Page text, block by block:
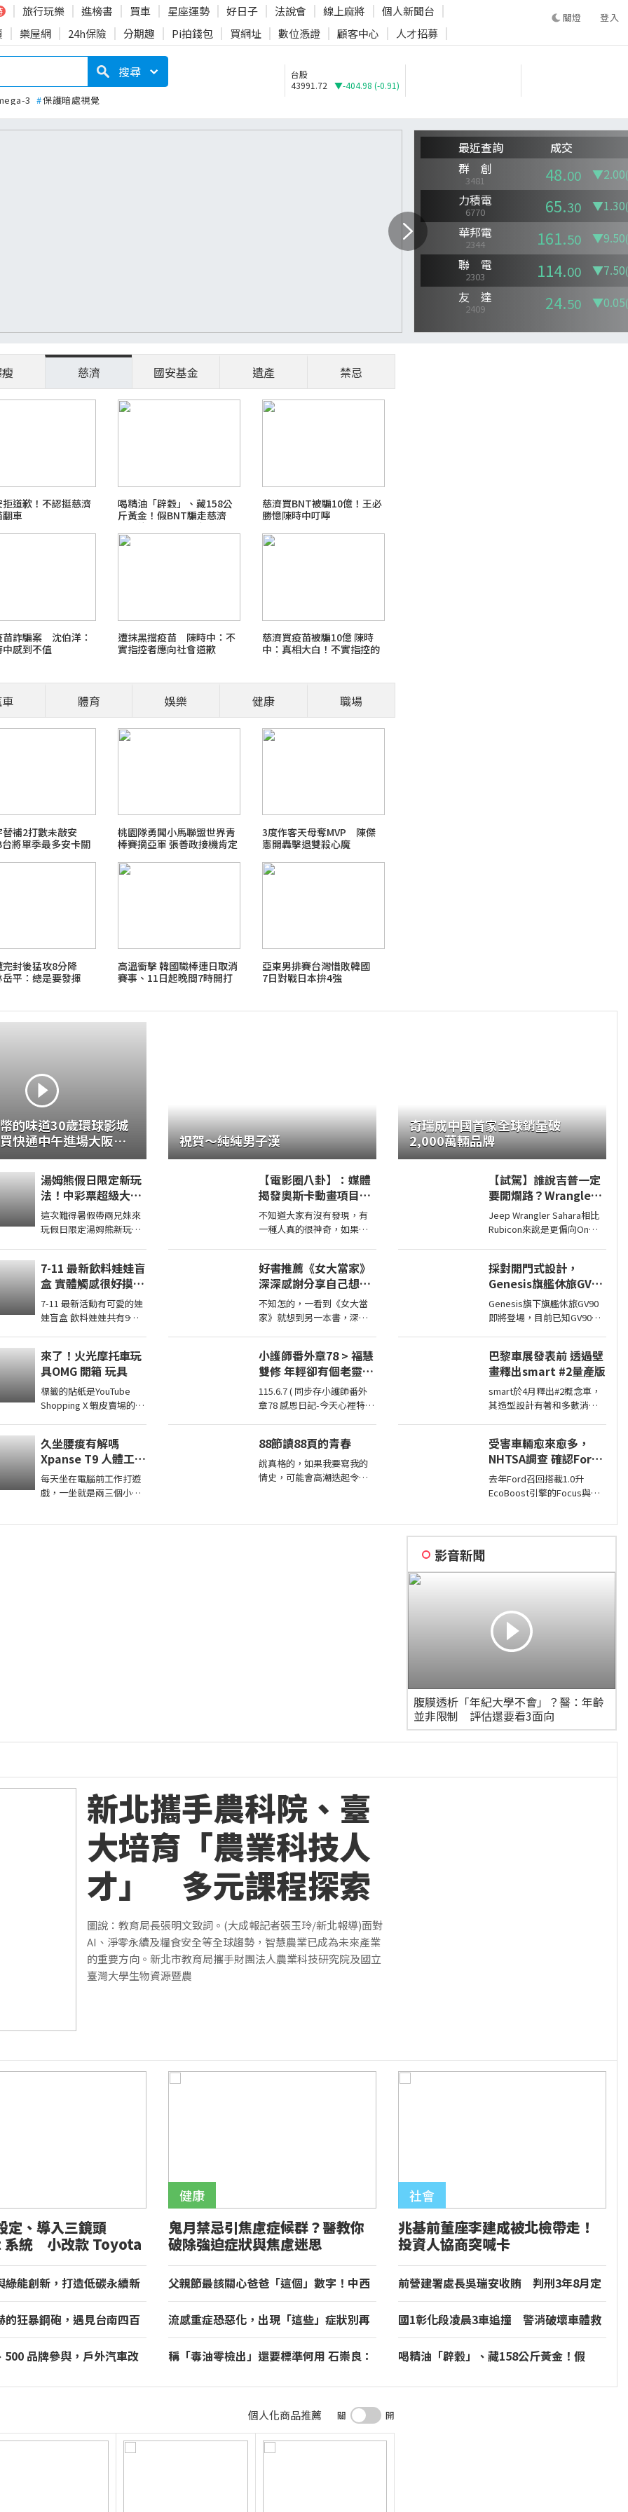
旅行玩樂 進榜書 買車 星座運勢 好日子 法說會 線上麻將
個人新聞台
樂屋網 24h保險 分期趣 Pi拍錢包 買網址 數位憑證 顧客中心 人才招募
登入
登入
搜尋
3 #保護暗處視覺
台股
43991.72
▼-404.98 (-0.91)
職場菜鳥生存
2026 FIFA世界盃足球賽
最新霸凌新聞事件！零容忍
慈濟 國安基金 遺產 禁忌
道歉！不認挺慈濟
車
喝精油「辟穀」、藏158公
斤黃金！假BNT騙走慈濟
10.6億 豪宅地下室竟挖出
乾鮑金庫
慈濟買BNT被騙10億！王必
勝憶陳時中叮嚀
苗詐騙案 沈伯洋：
感到不值
遭抹黑擋疫苗 陳時中：不
實指控者應向社會道歉
慈濟買疫苗被騙10億 陳時
中：真相大白！不實指控的
人應道歉
體育 娛樂 健康 職場
替補2打數未敲安
將單季最多安卡關
桃園隊勇闖小馬聯盟世界青
棒賽摘亞軍 張善政接機肯定
3度作客天母奪MVP 陳傑
憲開轟擊退雙殺心魔
封後猛攻8分降
平：總是要發揮
高溫衝擊 韓國職棒連日取消
賽事、11日起晚間7時開打
亞東男排賽台灣惜敗韓國
7日對戰日本拚4強
的味道30歲環球影城
快通中午進場大阪住
！
湯姆熊假日限定新玩
法！中彩票超級大獎
原來這些機台彩票這
麼多！【Bobo TV】
這次難得暑假帶兩兄妹來
玩假日限定湯姆熊新玩法
得到超多彩票！ 我們的蹦
蹦 ...
7-11 最新飲料娃娃盲
盒 實體觸感很好摸你
想抽中哪一款
7-11 最新活動有可愛的娃
娃盲盒 飲料娃娃共有9款
的，大尺寸吊環掛在包包
...
來了！火光摩托車玩
具OMG 開箱 玩具
標籤的貼紙是YouTube
Shopping X 蝦皮賣場的商
官方認證賣家不一定都是
我購買 ...
久坐腰痠有解嗎
Xpanse T9 人體工學
椅實坐體驗動態腰靠
6D扶手22檔調整
每天坐在電腦前工作打遊
戲，一坐就是兩三個小
祝賀～純純男子漢
【電影圈八卦】：媒體
揭發奧斯卡動畫項目投
票醜聞！好萊塢為什麼
看不起動畫電影？
不知道大家有沒有發現，有
一種人真的很神奇，如果你
祥的微笑，然後問你是不是
陪小
好書推薦《女大當家》
深深感謝分享自己想法
震撼讀者的作家，讓我
看到不同樣貌的家庭！
不知怎的，一看到《女大當
家》就想到另一本書，深深
的家庭！ 《女大
小護師番外章78 > 福慧
雙修 年輕卻有個老靈魂
ㄑ金剛經〉podcast
115.6.7 ( 同步存小護師番外
章78 感恩日記-今天心裡特別
88節讀88頁的青春
說真格的，如果我要寫我的
情史，可能會高潮迭起令人
奇瑞成中國首家全球銷量破
2,000萬輛品牌
【試駕】誰說吉普一定
要開爛路？Wrangler
Sahara開在平路一樣
順！
Jeep Wrangler Sahara相比
Rubicon來說是更偏向On
但這不表示Sahara的越野能
力就比較弱，絕大多數的越
野路面Sahara還是可以輕鬆
通過，但就跟標題講的一
採對開門式設計，
Genesis旗艦休旅GV90
即將現身
Genesis旗下旗艦休旅GV90
即將登場，目前已知GV90將
巴黎車展發表前 透過壁
畫釋出smart #2量產版
smart於4月釋出#2概念車，
其造型設計有著和多數消費
亮相，近日smart就透過壁畫
公布#2量產版樣貌。
受害車輛愈來愈多，
NHTSA調查 確認Ford
1.0升EcoBoost引擎正
時皮帶會產生碎屑導致
去年Ford召回搭載1.0升
EcoBoost引擎的Focus與
進入調查，之後甚至還擴大
影音新聞
腹膜透析「年紀大學不會」？醫：年齡
並非限制 評估還要看3面向
新北攜手農科院、臺
大培育「農業科技人
才」 多元課程探索
產業新趨勢
圖說：教育局長張明文致詞。(大成報記者張玉玲/新北報導)面對
AI、淨零永續及糧食安全等全球趨勢，智慧農業已成為未來產業
的重要方向。新北市教育局攜手財團法人農業科技研究院及國立
臺灣大學生物資源暨農
定、導入三鏡頭
系統 小改款 Toyota
登場
綠能創新，打造低碳永續新
的狂暴鋼砲，遇見台南四百
500 品牌參與，戶外汽車改
鬼月禁忌引焦慮症候群？醫教你
破除強迫症狀與焦慮迷思
父親節最該關心爸爸「這個」數字！中西
流感重症恐惡化，出現「這些」症狀別再
稱「毒油零檢出」還要標準何用 石崇良：
兆基前董座李建成被北檢帶走！
投資人協商突喊卡
前營建署處長吳瑞安收賄 判刑3年8月定
國1彰化段凌晨3車追撞 警消破壞車體救
喝精油「辟穀」、藏158公斤黃金！假
個人化商品推薦 關 開